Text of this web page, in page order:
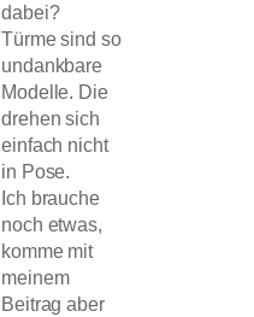
dabei?
Türme sind so
undankbare
Modelle. Die
drehen sich
einfach nicht
in Pose.
Ich brauche
noch etwas,
komme mit
meinem
Beitrag aber